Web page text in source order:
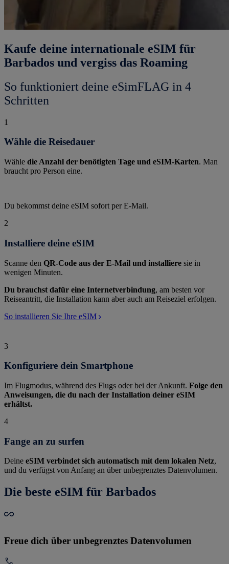
Kaufe deine internationale eSIM für
Barbados und vergiss das Roaming
So funktioniert deine eSimFLAG in 4
Schritten
1
Wähle die Reisedauer
Wähle die Anzahl der benötigten Tage und eSIM-Karten. Man
braucht pro Person eine.
Du bekommst deine eSIM sofort per E-Mail.
2
Installiere deine eSIM
Scanne den QR-Code aus der E-Mail und installiere sie in
wenigen Minuten.
Du brauchst dafür eine Internetverbindung, am besten vor
Reiseantritt, die Installation kann aber auch am Reiseziel erfolgen.
So installieren Sie Ihre eSIM
3
Konfiguriere dein Smartphone
Im Flugmodus, während des Flugs oder bei der Ankunft. Folge den
Anweisungen, die du nach der Installation deiner eSIM
erhältst.
4
Fange an zu surfen
Deine eSIM verbindet sich automatisch mit dem lokalen Netz,
und du verfügst von Anfang an über unbegrenztes Datenvolumen.
Die beste eSIM für Barbados
Freue dich über unbegrenztes Datenvolumen